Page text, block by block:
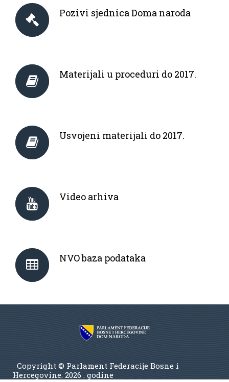
Pozivi sjednica Doma naroda
Materijali u proceduri do 2017.
Usvojeni materijali do 2017.
Video arhiva
NVO baza podataka
Copyright © Parlament Federacije Bosne i
Hercegovine. 2026 . godine